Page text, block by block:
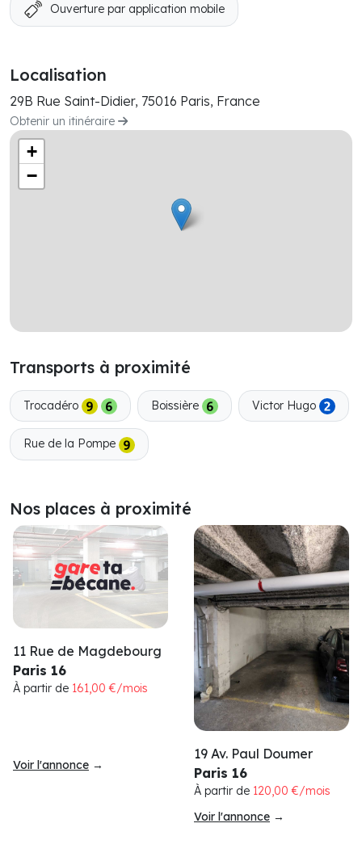
Ouverture par application mobile
Localisation
29B Rue Saint-Didier, 75016 Paris, France
Obtenir un itinéraire
+
−
Transports à proximité
Trocadéro Boissière Victor Hugo
Rue de la Pompe
Nos places à proximité
11 Rue de Magdebourg
Paris 16
À partir de 161,00 €/mois
Voir l'annonce →
19 Av. Paul Doumer
Paris 16
À partir de 120,00 €/mois
Voir l'annonce →